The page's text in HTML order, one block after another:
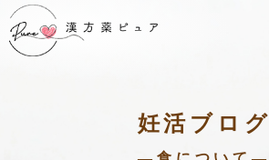
妊活ブログ